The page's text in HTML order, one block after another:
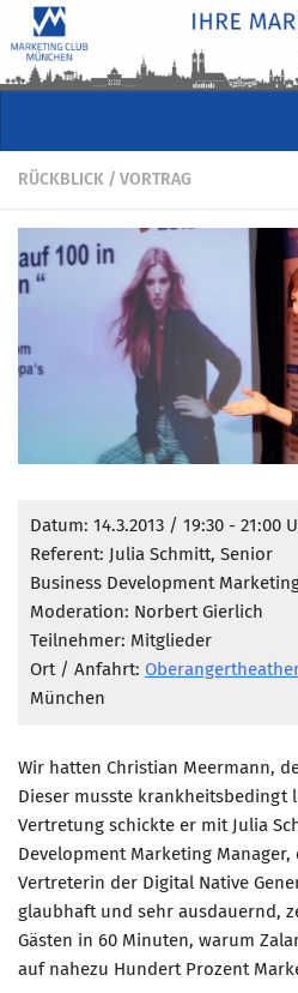
VERANSTALTUNGEN
Rückblicke
Veranstaltungsformate
Wer wir sind
Clubführung
Marketing Pioniere
Arbeitsgruppen
Münchner Marketingpreis
Mentoring
MARKETING PIONIERE
Marketing Pioniere im BVMC
CLUB-KOMMUNIKATION
RÜCKBLICK / VORTRAG
Datum: 14.3.2013 / 19:30 - 21:00
Referent: Julia Schmitt, Senior
Business Development
Moderation: Norbert Gierlich
Teilnehmer: Mitglieder
Ort / Anfahrt: Oberangertheather
München
Wir hatten Christian Meermann,
Dieser musste krankheitsbedingt
Vertretung schickte er mit Julia
Development Marketing Manager,
Vertreterin der Digital Native
glaubhaft und sehr ausdauernd,
Gästen in 60 Minuten, warum
auf nahezu Hundert Prozent